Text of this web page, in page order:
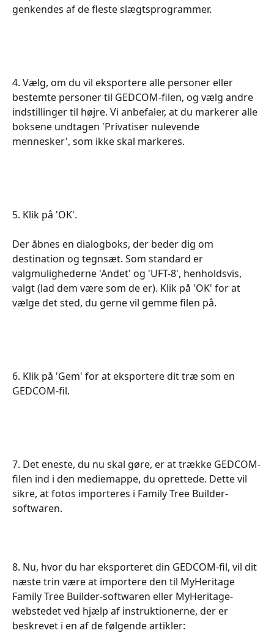
genkendes af de fleste slægtsprogrammer.
4. Vælg, om du vil eksportere alle personer eller
bestemte personer til GEDCOM-filen, og vælg andre
indstillinger til højre. Vi anbefaler, at du markerer alle
boksene undtagen 'Privatiser nulevende
mennesker', som ikke skal markeres.​
5. Klik på 'OK'.​
​​​​​​​​​​Der åbnes en dialogboks, der beder dig om
destination og tegnsæt. Som standard er
valgmulighederne 'Andet' og 'UFT-8', henholdsvis,
valgt (lad dem være som de er). Klik på 'OK' for at
vælge det sted, du gerne vil gemme filen på.​
6. Klik på 'Gem' for at eksportere dit træ som en
GEDCOM-fil.​
7. Det eneste, du nu skal gøre, er at trække GEDCOM-
filen ind i den mediemappe, du oprettede. Dette vil
sikre, at fotos importeres i Family Tree Builder-
softwaren.​
​​​​​​​​​8. Nu, hvor du har eksporteret din GEDCOM-fil, vil dit
næste trin være at importere den til MyHeritage
Family Tree Builder-softwaren eller MyHeritage-
webstedet ved hjælp af instruktionerne, der er
beskrevet i en af de følgende artikler:​